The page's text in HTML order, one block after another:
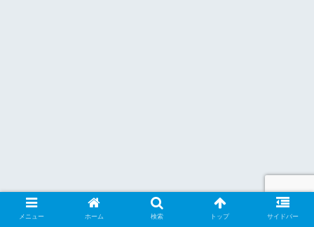
メニュー ホーム 検索 トップ サイドバー